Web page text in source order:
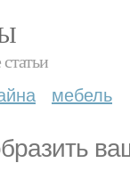
мебель